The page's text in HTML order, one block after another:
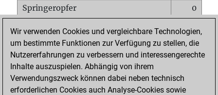
Springeropfer
0
Matt auf vollem Brett
0
Bauer setzt Matt
0
Erstickte Matts
Unterverwandlungen
Wir verwenden Cookies und vergleichbare Technologien,
um bestimmte Funktionen zur Verfügung zu stellen, die
Nutzererfahrungen zu verbessern und interessengerechte
Inhalte auszuspielen. Abhängig von ihrem
Verwendungszweck können dabei neben technisch
erforderlichen Cookies auch Analyse-Cookies sowie